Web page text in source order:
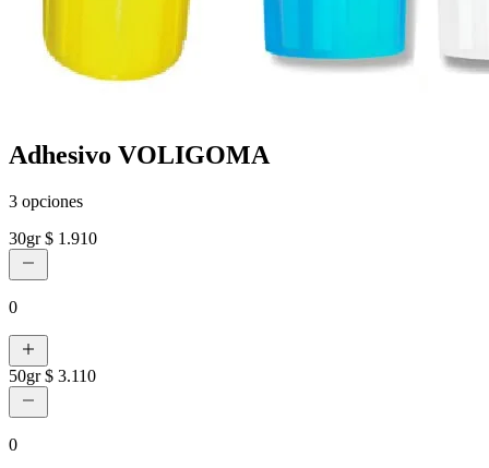
Adhesivo VOLIGOMA
3 opciones
30gr $ 1.910
0
50gr $ 3.110
0